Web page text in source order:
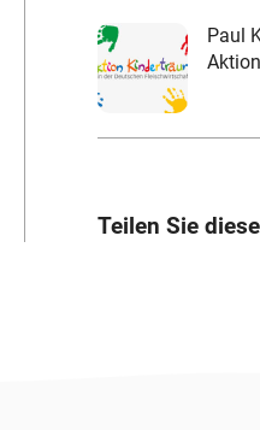
Paul
Teilen Sie